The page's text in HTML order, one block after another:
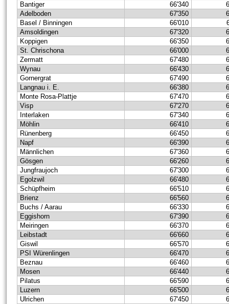
Bantiger
66'340
Adelboden
67'350
Basel / Binningen
66'010
Amsoldingen
67'320
Koppigen
66'350
St. Chrischona
66'000
Zermatt
67'480
Wynau
66'430
Gornergrat
67'490
Langnau i. E.
66'380
Monte Rosa-Plattje
67'470
Visp
67'270
Interlaken
67'340
Möhlin
66'410
Rünenberg
66'450
Napf
66'390
Männlichen
67'360
Gösgen
66'260
Jungfraujoch
67'300
Egolzwil
66'480
Schüpfheim
66'510
Brienz
66'560
Buchs / Aarau
66'330
Eggishorn
67'390
Meiringen
66'370
Leibstadt
66'660
Giswil
66'570
PSI Würenlingen
66'470
Beznau
66'460
Mosen
66'440
Pilatus
66'590
Luzern
66'500
Ulrichen
67'450